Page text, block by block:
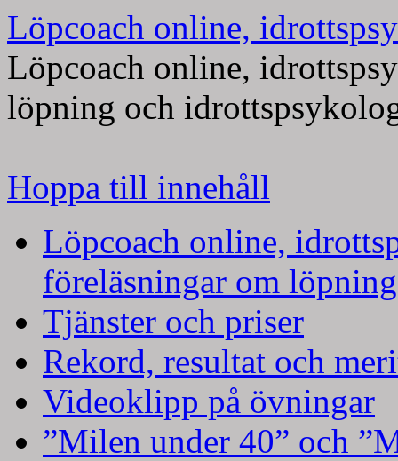
Löpcoach online,
Löpcoach online,
löpning och
Hoppa till innehåll
Löpcoach online,
föreläsningar om
Tjänster och priser
Rekord, resultat och
Videoklipp på övningar
”Milen under 40” och